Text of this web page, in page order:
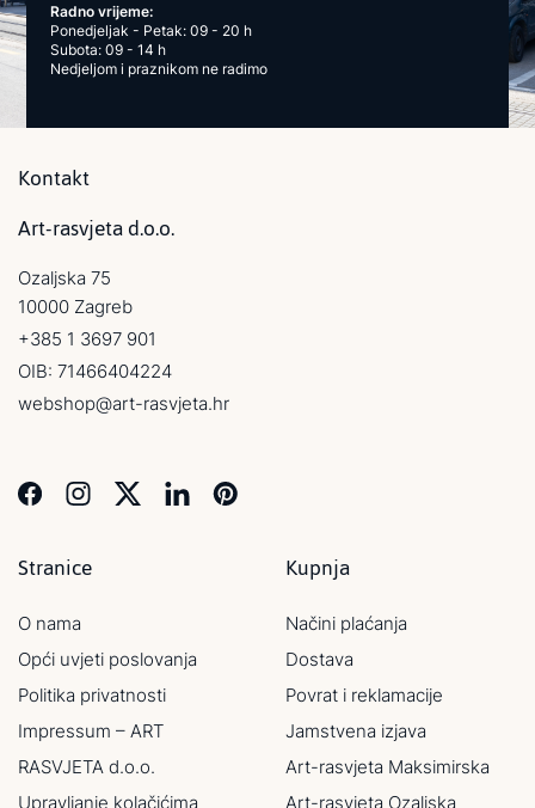
Radno vrijeme:
Ponedjeljak - Petak: 09 - 20 h
Subota: 09 - 14 h
Nedjeljom i praznikom ne radimo
Kontakt
Art-rasvjeta d.o.o.
Ozaljska 75
10000 Zagreb
+385 1 3697 901
OIB: 71466404224
webshop@art-rasvjeta.hr
Stranice
O nama
Opći uvjeti poslovanja
Politika privatnosti
Impressum – ART
RASVJETA d.o.o.
Upravljanje kolačićima
Kupnja
Načini plaćanja
Dostava
Povrat i reklamacije
Jamstvena izjava
Art-rasvjeta Maksimirska
Art-rasvjeta Ozaljska